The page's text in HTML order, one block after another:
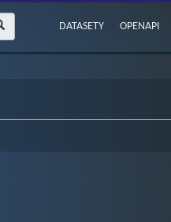
DATASETY OPENAPI